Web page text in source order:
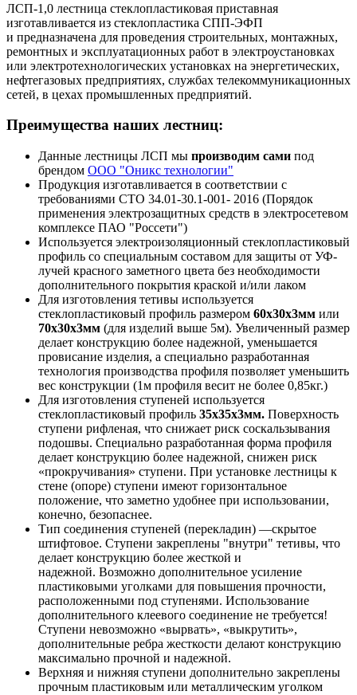
ЛСП-1,0 лестница стеклопластиковая приставная
изготавливается из стеклопластика СПП-ЭФП
и предназначена для проведения строительных, монтажных,
ремонтных и эксплуатационных работ в электроустановках
или электротехнологических установках на энергетических,
нефтегазовых предприятиях, службах телекоммуникационных
сетей, в цехах промышленных предприятий.
Преимущества наших лестниц:
Данные лестницы ЛСП мы производим сами под
брендом ООО "Оникс технологии"
Продукция изготавливается в соответствии с
требованиями СТО 34.01-30.1-001- 2016 (Порядок
применения электрозащитных средств в электросетевом
комплексе ПАО "Россети")
Используется электроизоляционный стеклопластиковый
профиль со специальным составом для защиты от УФ-
лучей красного заметного цвета без необходимости
дополнительного покрытия краской и/или лаком
Для изготовления тетивы используется
стеклопластиковый профиль размером 60х30х3мм или
70х30х3мм (для изделий выше 5м). Увеличенный размер
делает конструкцию более надежной, уменьшается
провисание изделия, а специально разработанная
технология производства профиля позволяет уменьшить
вес конструкции (1м профиля весит не более 0,85кг.)
Для изготовления ступеней используется
стеклопластиковый профиль 35х35х3мм. Поверхность
ступени рифленая, что снижает риск соскальзывания
подошвы. Специально разработанная форма профиля
делает конструкцию более надежной, снижен риск
«прокручивания» ступени. При установке лестницы к
стене (опоре) ступени имеют горизонтальное
положение, что заметно удобнее при использовании,
конечно, безопаснее.
Тип соединения ступеней (перекладин) —скрытое
штифтовое. Ступени закреплены "внутри" тетивы, что
делает конструкцию более жесткой и
надежной. Возможно дополнительное усиление
пластиковыми уголками для повышения прочности,
расположенными под ступенями. Использование
дополнительного клеевого соединение не требуется!
Ступени невозможно «вырвать», «выкрутить»,
дополнительные ребра жесткости делают конструкцию
максимально прочной и надежной.
Верхняя и нижняя ступени дополнительно закреплены
прочным пластиковым или металлическим уголком